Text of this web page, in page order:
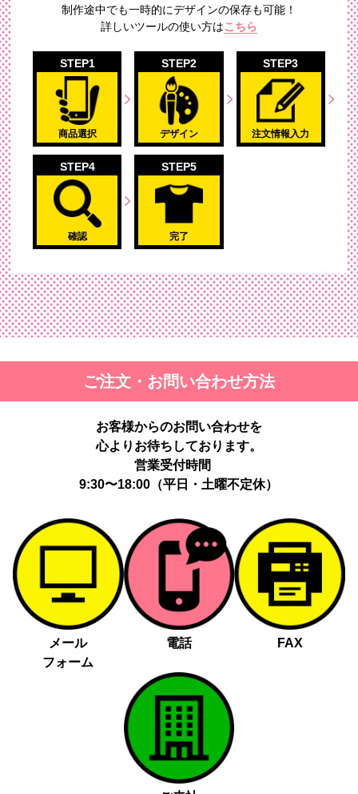
制作途中でも一時的にデザインの保存も可能！
詳しいツールの使い方はこちら
STEP1
商品選択
STEP2
デザイン
STEP3
注文情報入力
STEP4
確認
STEP5
完了
ご注文・お問い合わせ方法
お客様からのお問い合わせを
心よりお待ちしております。
営業受付時間
9:30〜18:00（平日・土曜不定休）
メール
フォーム
電話 FAX